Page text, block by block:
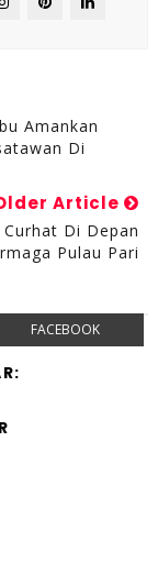
Amankan
Di
Article
Di Depan
Pulau Pari
FACEBOOK